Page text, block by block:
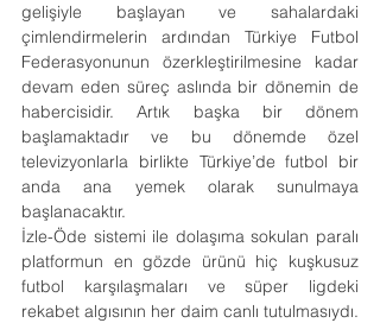
gelişiyle başlayan ve sahalardaki
çimlendirmelerin ardından Türkiye Futbol
Federasyonunun özerkleştirilmesine kadar
devam eden süreç aslında bir dönemin de
habercisidir. Artık başka bir dönem
başlamaktadır ve bu dönemde özel
televizyonlarla birlikte Türkiye’de futbol bir
anda ana yemek olarak sunulmaya
başlanacaktır.
İzle-Öde sistemi ile dolaşıma sokulan paralı
platformun en gözde ürünü hiç kuşkusuz
futbol karşılaşmaları ve süper ligdeki
rekabet algısının her daim canlı tutulmasıydı.